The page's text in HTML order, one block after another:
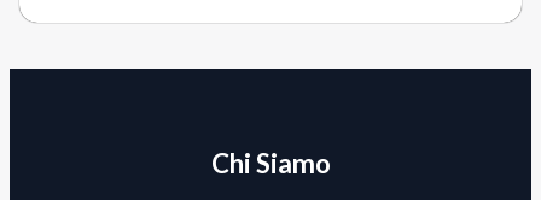
Chi Siamo